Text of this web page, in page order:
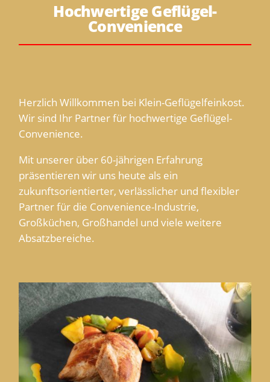
Hochwertige Geflügel-
Convenience
Herzlich Willkommen bei Klein-Geflügelfeinkost.
Wir sind Ihr Partner für hochwertige Geflügel-
Convenience.
Mit unserer über 60-jährigen Erfahrung
präsentieren wir uns heute als ein
zukunftsorientierter, verlässlicher und flexibler
Partner für die Convenience-Industrie,
Großküchen, Großhandel und viele weitere
Absatzbereiche.